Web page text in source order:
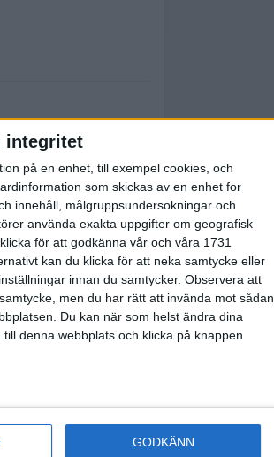
integritet
på en enhet, till exempel cookies, och
som skickas av en enhet for
innehåll, målgruppsundersokningar och
använda exakta uppgifter om geografisk
för att godkänna vår och våra 1731
kan du klicka för att neka samtycke eller
innan du samtycker. Observera att
men du har rätt att invända mot sådan
Du kan när som helst ändra dina
denna webbplats och klicka på knappen
GODKÄNN